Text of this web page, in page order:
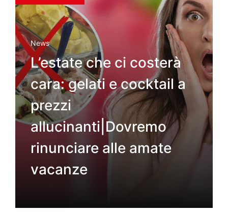
News
L’estate che ci costerà
cara: gelati e cocktail a
prezzi
allucinanti|Dovremo
rinunciare alle amate
vacanze